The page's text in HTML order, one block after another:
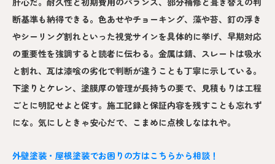
断基準も納得できる。色あせやチョーキング、藻や苔、釘の浮き
やシーリング割れといった視覚サインを具体的に挙げ、早期対応
の重要性を強調すると読者に伝わる。金属は錆、スレートは吸水
と割れ、瓦は漆喰の劣化で判断が違うことも丁寧に示している。
下塗りとケレン、塗膜厚の管理が長持ちの要で、見積もりは工程
ごとに明記せよと促す。施工記録と保証内容を残すことも忘れず
にな。気にしときゃ安心だで、こまめに点検しなはれや。
外壁塗装・屋根塗装でお困りの方はこちらから相談！